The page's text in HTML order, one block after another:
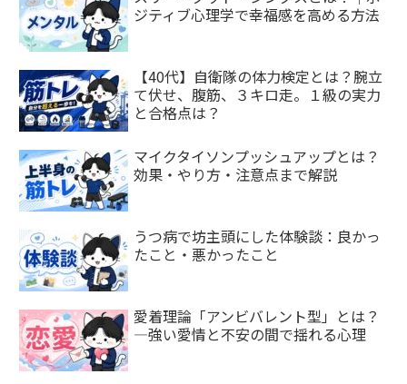
ジティブ心理学で幸福感を高める方法
【40代】自衛隊の体力検定とは？腕立
て伏せ、腹筋、３キロ走。１級の実力
と合格点は？
マイクタイソンプッシュアップとは？
効果・やり方・注意点まで解説
うつ病で坊主頭にした体験談：良かっ
たこと・悪かったこと
愛着理論「アンビバレント型」とは？
—強い愛情と不安の間で揺れる心理